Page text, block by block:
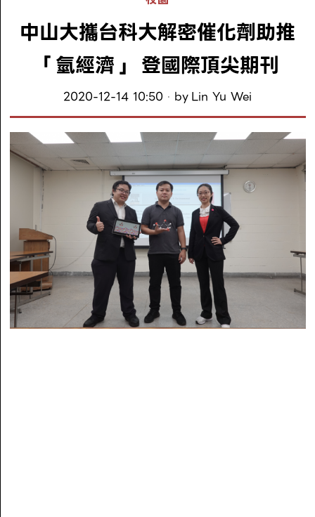
中山大攜台科大解密催化劑助推
「氫經濟」 登國際頂尖期刊
2020-12-14 10:50 by Lin Yu Wei